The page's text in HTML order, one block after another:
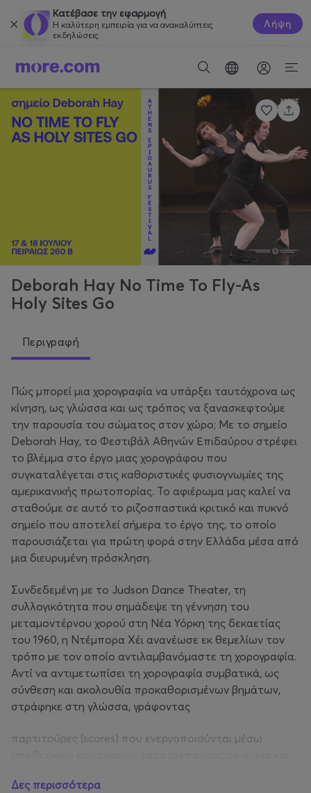
Κατέβασε την εφαρμογή
Η καλύτερη εμπειρία για να ανακαλύπτεις
εκδηλώσεις.
Λήψη
Deborah Hay No Time To Fly-As
Holy Sites Go
Περιγραφή
Πώς μπορεί μια χορογραφία να υπάρξει ταυτόχρονα ως
κίνηση, ως γλώσσα και ως τρόπος να ξανασκεφτούμε
την παρουσία του σώματος στον χώρο; Με το σημείο
Deborah Hay, το Φεστιβάλ Αθηνών Επιδαύρου στρέφει
το βλέμμα στο έργο μιας χορογράφου που
συγκαταλέγεται στις καθοριστικές φυσιογνωμίες της
αμερικανικής πρωτοπορίας. Το αφιέρωμα μας καλεί να
σταθούμε σε αυτό το ριζοσπαστικά κριτικό και πυκνό
σημείο που αποτελεί σήμερα το έργο της, το οποίο
παρουσιάζεται για πρώτη φορά στην Ελλάδα μέσα από
μια διευρυμένη πρόσκληση.
Συνδεδεμένη με το Judson Dance Theater, τη
συλλογικότητα που σημάδεψε τη γέννηση του
μεταμοντέρνου χορού στη Νέα Υόρκη της δεκαετίας
του 1960, η Ντέμπορα Χέι ανανέωσε εκ θεμελίων τον
τρόπο με τον οποίο αντιλαμβανόμαστε τη χορογραφία.
Αντί να αντιμετωπίσει τη χορογραφία συμβατικά, ως
σύνθεση και ακολουθία προκαθορισμένων βημάτων,
στράφηκε στη γλώσσα, γράφοντας
παρτιτούρες (scores) που ενεργοποιούνται μέσω
Δες περισσότερα